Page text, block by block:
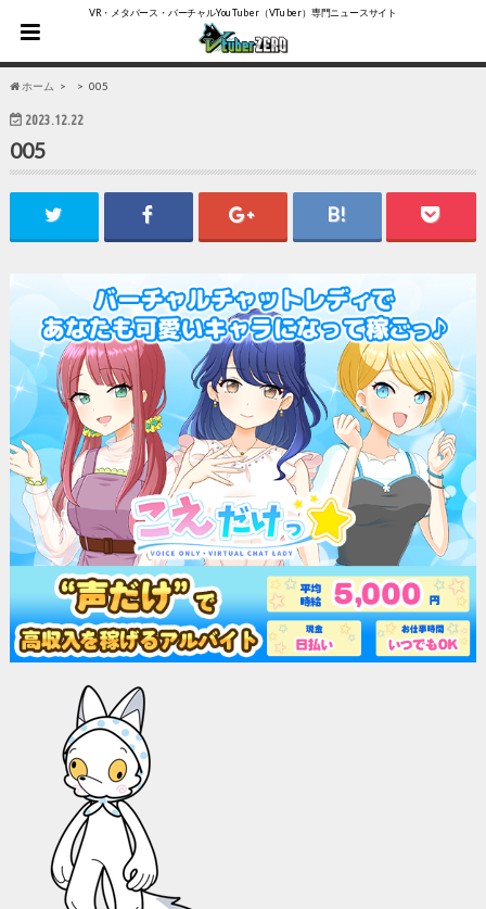
VR・メタバース・バーチャルYouTuber（VTuber）専門ニュースサイト
ホーム 005
2023.12.22
005